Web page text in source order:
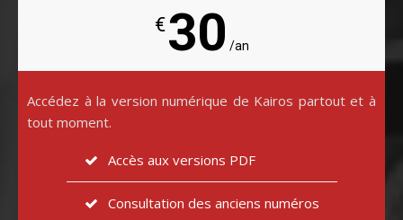
€30 /an
Accédez à la version numérique de Kairos partout et à
tout moment.
Accès aux versions PDF
Consultation des anciens numéros